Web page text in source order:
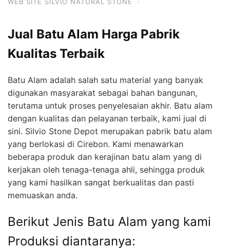
Jual Batu Alam Harga Pabrik
Kualitas Terbaik
Batu Alam adalah salah satu material yang banyak
digunakan masyarakat sebagai bahan bangunan,
terutama untuk proses penyelesaian akhir. Batu alam
dengan kualitas dan pelayanan terbaik, kami jual di
sini. Silvio Stone Depot merupakan pabrik batu alam
yang berlokasi di Cirebon. Kami menawarkan
beberapa produk dan kerajinan batu alam yang di
kerjakan oleh tenaga-tenaga ahli, sehingga produk
yang kami hasilkan sangat berkualitas dan pasti
memuaskan anda.
Berikut Jenis Batu Alam yang kami
Produksi diantaranya: